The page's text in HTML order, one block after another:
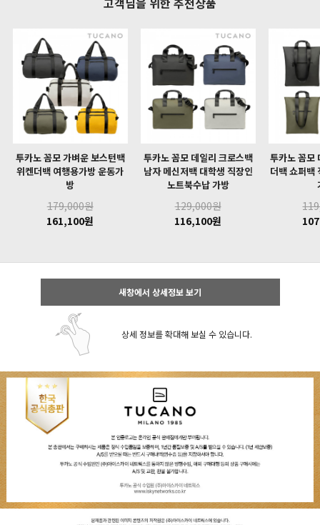
투카노 꼼모 가벼운 보스턴백
위켄더백 여행용가방 운동가
방
179,000원
161,100원
투카노 꼼모 데일리 크로스백
남자 메신저백 대학생 직장인
노트북수납 가방
129,000원
116,100원
투카노 꼼모
더백 쇼퍼백
새창에서 상세정보 보기
상세 정보를 확대해 보실 수 있습니다.